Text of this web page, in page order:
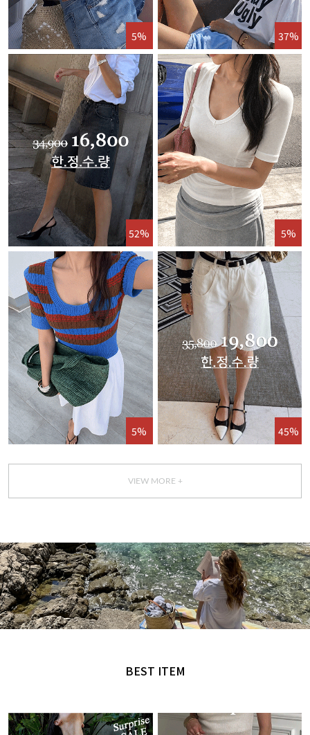
5% 37%
52% 5%
5% 45%
VIEW MORE +
MADE by NANING9
BEST ITEM